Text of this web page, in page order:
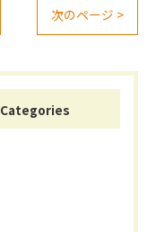
次のページ >
Categories